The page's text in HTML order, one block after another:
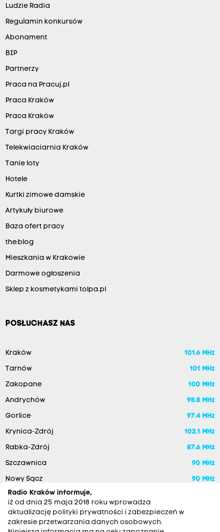
Ludzie Radia
Regulamin konkursów
Abonament
BIP
Partnerzy
Praca na Pracuj.pl
Praca Kraków
Praca Kraków
Targi pracy Kraków
Telekwiaciarnia Kraków
Tanie loty
Hotele
Kurtki zimowe damskie
Artykuły biurowe
Baza ofert pracy
the:blog
Mieszkania w Krakowie
Darmowe ogłoszenia
Sklep z kosmetykami tolpa.pl
POSŁUCHASZ NAS
Kraków 101.6 MHz
Tarnów 101 MHz
Zakopane 100 MHz
Andrychów 98.8 MHz
Gorlice 97.4 MHz
Krynica-Zdrój 102.1 MHz
Rabka-Zdrój 87.6 MHz
Szczawnica 90 MHz
Nowy Sącz
90 MHz
Radio Kraków informuje,
iż od dnia 25 maja 2018 roku wprowadza
aktualizację polityki prywatności i zabezpieczeń w
zakresie przetwarzania danych osobowych.